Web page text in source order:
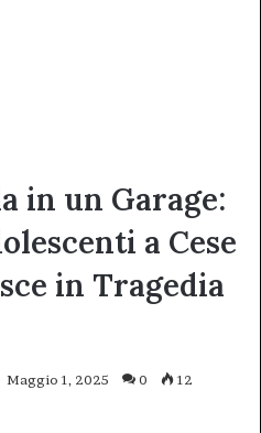
in un Garage:
a Cese
in Tragedia
Maggio 1, 2025 0 12